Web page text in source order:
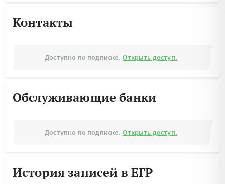
Контакты
Доступно по подписке. Открыть доступ.
Обслуживающие банки
Доступно по подписке. Открыть доступ.
История записей в ЕГР